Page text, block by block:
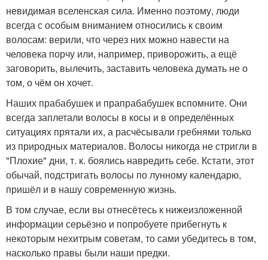
невидимая вселенская сила. Именно поэтому, люди
всегда с особым вниманием относились к своим
волосам: верили, что через них можно навести на
человека порчу или, например, приворожить, а ещё
заговорить, вылечить, заставить человека думать не о
том, о чём он хочет.
Наших прабабушек и прапрабабушек вспомните. Они
всегда заплетали волосы в косы и в определённых
ситуациях прятали их, а расчёсывали гребнями только
из природных материалов. Волосы никогда не стригли в
"Плохие" дни, т. к. боялись навредить себе. Кстати, этот
обычай, подстригать волосы по лунному календарю,
пришёл и в нашу современную жизнь.
В том случае, если вы отнесётесь к нижеизложенной
информации серьёзно и попробуете прибегнуть к
некоторым нехитрым советам, то сами убедитесь в том,
насколько правы были наши предки.